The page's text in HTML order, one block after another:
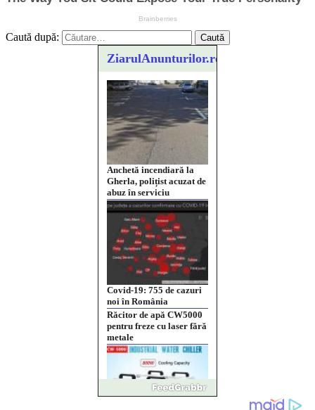
Caută după:
ZiarulAnunturilor.ro
Anchetă incendiară la
Gherla, polițist acuzat de
abuz în serviciu
Covid-19: 755 de cazuri
noi în România
Răcitor de apă CW5000
pentru freze cu laser fără
metale